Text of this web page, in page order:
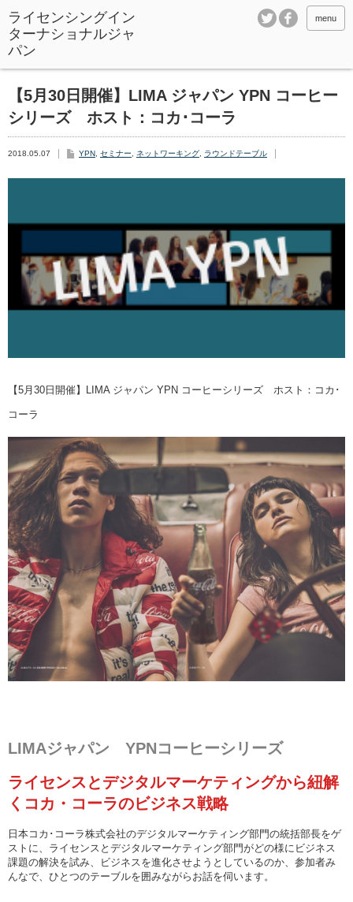
ライセンシングイン
ターナショナルジャ
パン
menu
【5月30日開催】LIMA ジャパン YPN コーヒー
シリーズ ホスト：コカ･コーラ
2018.05.07 YPN セミナー ネットワーキング ラウンドテーブル
【5月30日開催】LIMA ジャパン YPN コーヒーシリーズ ホスト：コカ･
コーラ
LIMAジャパン YPNコーヒーシリーズ
ライセンスとデジタルマーケティングから紐解
くコカ・コーラのビジネス戦略
日本コカ･コーラ株式会社のデジタルマーケティング部門の統括部長をゲ
ストに、ライセンスとデジタルマーケティング部門がどの様にビジネス
課題の解決を試み、ビジネスを進化させようとしているのか、参加者み
んなで、ひとつのテーブルを囲みながらお話を伺います。